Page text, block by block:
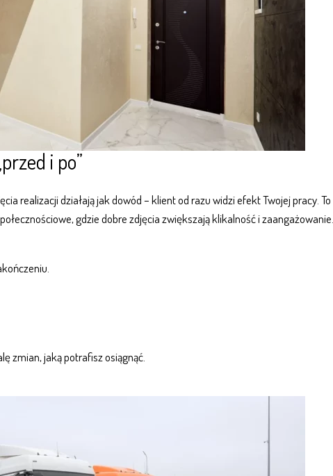
i po”
realizacji działają jak dowód – klient od razu widzi efekt Twojej pracy. To
, gdzie dobre zdjęcia zwiększają klikalność i zaangażowanie.
zmian, jaką potrafisz osiągnąć.